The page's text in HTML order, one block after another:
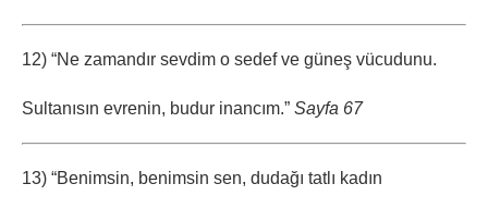
12) “Ne zamandır sevdim o sedef ve güneş vücudunu.
Sultanısın evrenin, budur inancım.” Sayfa 67
13) “Benimsin, benimsin sen, dudağı tatlı kadın